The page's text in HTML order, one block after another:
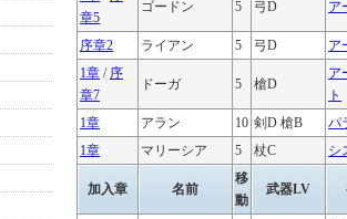
章5
ゴードン 5 弓D ア
序章2 ライアン 5 弓D
ア
1章 / 序
章7
ドーガ 5 槍D
ア
ト
1章
アラン 10 剣D 槍B
パ
1章
マリーシア 5 杖C シ
加入章 名前
移
動
武器LV